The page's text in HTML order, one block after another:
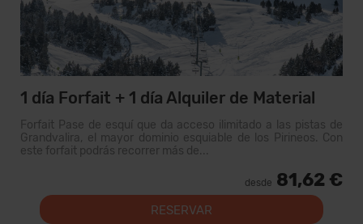
1 día Forfait + 1 día Alquiler de Material
Forfait Pase de esquí que da acceso ilimitado a las pistas de
Grandvalira, el mayor dominio esquiable de los Pirineos. Con
este forfait podrás recorrer más de...
desde 81,62 €
RESERVAR